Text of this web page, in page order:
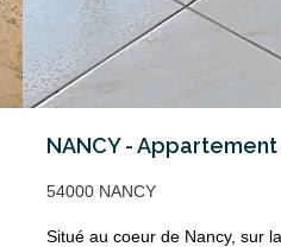
NANCY -
54000 NANCY
Situé au coeur de Nancy, sur